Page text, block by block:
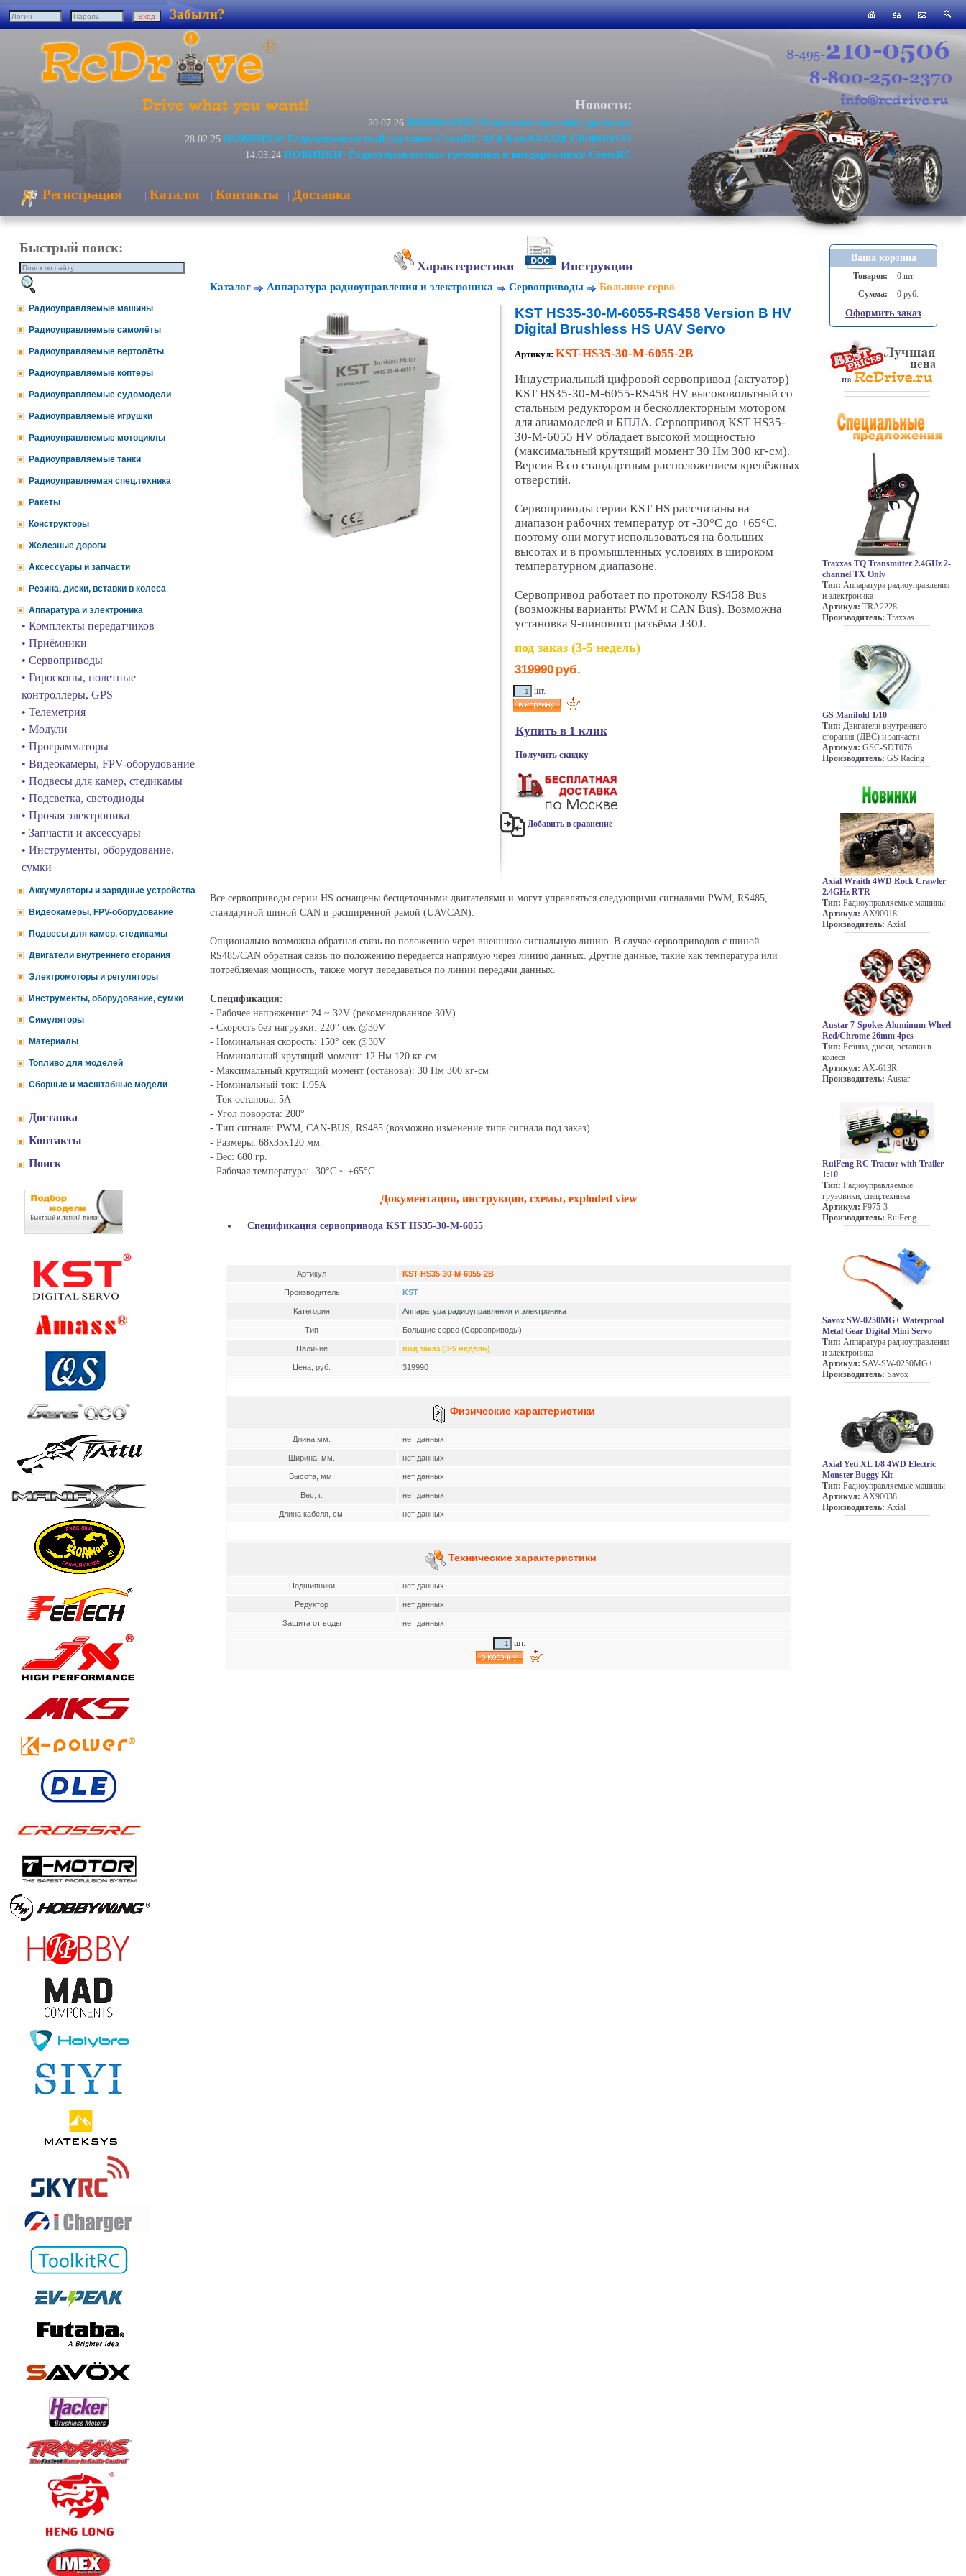
Забыли?
Новости:
20.07.26 ВНИМАНИЕ! Изменение способов доставки
28.02.25 НОВИНКА! Радиоуправляемый грузовик CrossRC AC6 КамАЗ-5320 CR90100133
14.03.24 НОВИНКИ! Радиоуправляемые грузовики и внедорожники CrossRC
Регистрация | Каталог | Контакты | Доставка
Быстрый поиск:
Радиоуправляемые машины
Радиоуправляемые самолёты
Радиоуправляемые вертолёты
Радиоуправляемые коптеры
Радиоуправляемые судомодели
Радиоуправляемые игрушки
Радиоуправляемые мотоциклы
Радиоуправляемые танки
Радиоуправляемая спец.техника
Ракеты
Конструкторы
Железные дороги
Аксессуары и запчасти
Резина, диски, вставки в колеса
Аппаратура и электроника
• Комплекты передатчиков
• Приёмники
• Сервоприводы
• Гироскопы, полетные
контроллеры, GPS
• Телеметрия
• Модули
• Программаторы
• Видеокамеры, FPV-оборудование
• Подвесы для камер, стедикамы
• Подсветка, светодиоды
• Прочая электроника
• Запчасти и аксессуары
• Инструменты, оборудование,
сумки
Аккумуляторы и зарядные устройства
Видеокамеры, FPV-оборудование
Подвесы для камер, стедикамы
Двигатели внутреннего сгорания
Электромоторы и регуляторы
Инструменты, оборудование, сумки
Симуляторы
Материалы
Топливо для моделей
Сборные и масштабные модели
Доставка
Контакты
Поиск
Характеристики Инструкции
Каталог Аппаратура радиоуправления и электроника Сервоприводы Большие серво
KST HS35-30-M-6055-RS458 Version B HV
Digital Brushless HS UAV Servo
Артикул: KST-HS35-30-M-6055-2B
Индустриальный цифровой сервопривод (актуатор)
KST HS35-30-M-6055-RS458 HV высоковольтный со
стальным редуктором и бесколлекторным мотором
для авиамоделей и БПЛА. Сервопривод KST HS35-
30-M-6055 HV обладает высокой мощностью
(максимальный крутящий момент 30 Нм 300 кг-см).
Версия B со стандартным расположением крепёжных
отверстий.
Сервоприводы серии KST HS рассчитаны на
диапазон рабочих температур от -30°C до +65°C,
поэтому они могут использоваться на больших
высотах и ​​в промышленных условиях в широком
температурном диапазоне.
Сервопривод работает по протоколу RS458 Bus
(возможны варианты PWM и CAN Bus). Возможна
установка 9-пинового разъёма J30J.
под заказ (3-5 недель)
319990 руб.
шт.
Купить в 1 клик
Получить скидку
Добавить в сравнение
Все сервоприводы серии HS оснащены бесщеточными двигателями и могут управляться следующими сигналами PWM, RS485,
стандартной шиной CAN и расширенной рамой (UAVCAN).
Опционально возможна обратная связь по положению через внешнюю сигнальную линию. В случае сервоприводов с шиной
RS485/CAN обратная связь по положению передается напрямую через линию данных. Другие данные, такие как температура или
потребляемая мощность, также могут передаваться по линии передачи данных.
Спецификация:
- Рабочее напряжение: 24 ~ 32V (рекомендованное 30V)
- Скорость без нагрузки: 220° сек @30V
- Номинальная скорость: 150° сек @30V
- Номинальный крутящий момент: 12 Нм 120 кг-см
- Максимальный крутящий момент (останова): 30 Нм 300 кг-см
- Номинальный ток: 1.95А
- Ток останова: 5А
- Угол поворота: 200°
- Тип сигнала: PWM, CAN-BUS, RS485 (возможно изменение типа сигнала под заказ)
- Размеры: 68x35x120 мм.
- Вес: 680 гр.
- Рабочая температура: -30°C ~ +65°C
Документация, инструкции, схемы, exploded view
Спецификация сервопривода KST HS35-30-M-6055
Артикул KST-HS35-30-M-6055-2B
Производитель KST
Категория Аппаратура радиоуправления и электроника
Тип Большие серво (Сервоприводы)
Наличие под заказ (3-5 недель)
Цена, руб. 319990
Физические характеристики
Длина мм. нет данных
Ширина, мм. нет данных
Высота, мм. нет данных
Вес, г. нет данных
Длина кабеля, см. нет данных
Технические характеристики
Подшипники нет данных
Редуктор нет данных
Защита от воды нет данных
шт.
Ваша корзина
Товаров:
0 шт.
Сумма:
0 руб.
Оформить заказ
Traxxas TQ Transmitter 2.4GHz 2-
channel TX Only
Тип: Аппаратура радиоуправления
и электроника
Артикул: TRA2228
Производитель: Traxxas
GS Manifold 1/10
Тип: Двигатели внутреннего
сгорания (ДВС) и запчасти
Артикул: GSC-SDT076
Производитель: GS Racing
Axial Wraith 4WD Rock Crawler
2.4GHz RTR
Тип: Радиоуправляемые машины
Артикул: AX90018
Производитель: Axial
Austar 7-Spokes Aluminum Wheel
Red/Chrome 26mm 4pcs
Тип: Резина, диски, вставки в
колеса
Артикул: AX-613R
Производитель: Austar
RuiFeng RC Tractor with Trailer
1:10
Тип: Радиоуправляемые
грузовики, спец.техника
Артикул: F975-3
Производитель: RuiFeng
Savox SW-0250MG+ Waterproof
Metal Gear Digital Mini Servo
Тип: Аппаратура радиоуправления
и электроника
Артикул: SAV-SW-0250MG+
Производитель: Savox
Axial Yeti XL 1/8 4WD Electric
Monster Buggy Kit
Тип: Радиоуправляемые машины
Артикул: AX90038
Производитель: Axial